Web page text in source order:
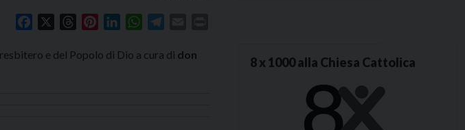
Facebook ThreadsPinterestLinkedInWhatsApp
e del Popolo di Dio a cura di don
8 x 1000 alla Chiesa Cattolica